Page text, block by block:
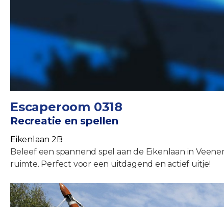
Escaperoom 0318
Recreatie en spellen
Eikenlaan 2B
Beleef een spannend spel aan de Eikenlaan in
ruimte. Perfect voor een uitdagend en actief uitje!